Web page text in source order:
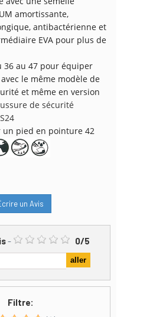
amortissante,
antibactérienne et
EVA pour plus de
36 au 47 pour équiper
le même modèle de
et même en version
de sécurité
pied en pointure 42
un Avis
- 0/5
Filtre: